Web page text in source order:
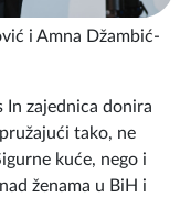
i Amna Džambić-
In zajednica donira
tako, ne
kuće, nego i
ženama u BiH i